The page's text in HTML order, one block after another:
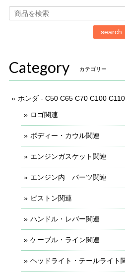
search
Category カテゴリー
ホンダ - C50 C65 C70 C100 C110
ロゴ関連
ボディー・カウル関連
エンジンガスケット関連
エンジン内 パーツ関連
ピストン関連
ハンドル・レバー関連
ケーブル・ライン関連
ヘッドライト・テールライト